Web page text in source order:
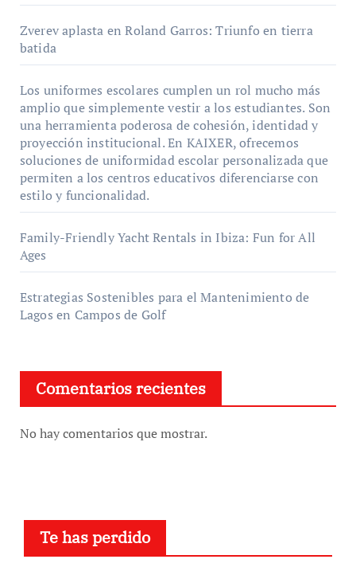
Zverev aplasta en Roland Garros: Triunfo en tierra
batida
Los uniformes escolares cumplen un rol mucho más
amplio que simplemente vestir a los estudiantes. Son
una herramienta poderosa de cohesión, identidad y
proyección institucional. En KAIXER, ofrecemos
soluciones de uniformidad escolar personalizada que
permiten a los centros educativos diferenciarse con
estilo y funcionalidad.
Family-Friendly Yacht Rentals in Ibiza: Fun for All
Ages
Estrategias Sostenibles para el Mantenimiento de
Lagos en Campos de Golf
Comentarios recientes
No hay comentarios que mostrar.
Te has perdido